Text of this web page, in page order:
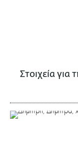
Στοιχεία για